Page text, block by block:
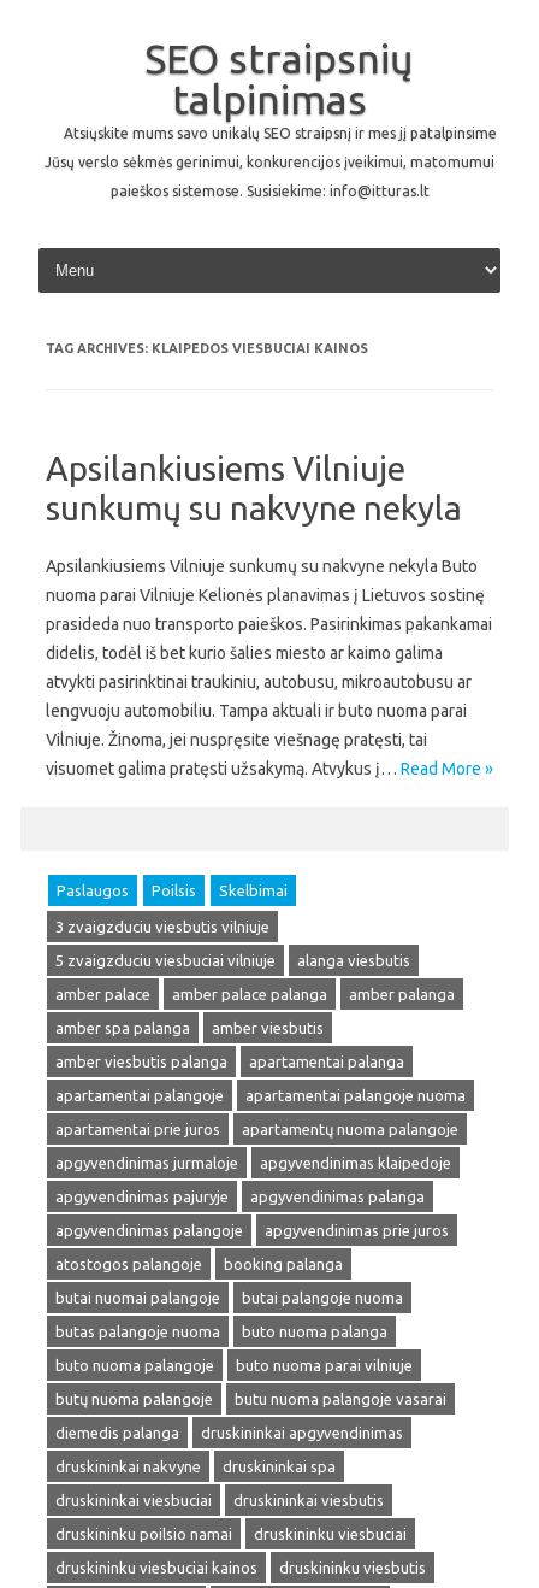
SEO straipsnių
talpinimas
Atsiųskite mums savo unikalų SEO straipsnį ir mes jį patalpinsime
Jūsų verslo sėkmės gerinimui, konkurencijos įveikimui, matomumui
paieškos sistemose. Susisiekime: info@itturas.lt
Skip to content
TAG ARCHIVES: KLAIPEDOS VIESBUCIAI KAINOS
Apsilankiusiems Vilniuje
sunkumų su nakvyne nekyla
Apsilankiusiems Vilniuje sunkumų su nakvyne nekyla Buto
nuoma parai Vilniuje Kelionės planavimas į Lietuvos sostinę
prasideda nuo transporto paieškos. Pasirinkimas pakankamai
didelis, todėl iš bet kurio šalies miesto ar kaimo galima
atvykti pasirinktinai traukiniu, autobusu, mikroautobusu ar
lengvuoju automobiliu. Tampa aktuali ir buto nuoma parai
Vilniuje. Žinoma, jei nuspręsite viešnagę pratęsti, tai
visuomet galima pratęsti užsakymą. Atvykus į… Read More »
Paslaugos Poilsis Skelbimai
3 zvaigzduciu viesbutis vilniuje
5 zvaigzduciu viesbuciai vilniuje
alanga viesbutis
amber palace
amber palace palanga
amber palanga
amber spa palanga
amber viesbutis
amber viesbutis palanga
apartamentai palanga
apartamentai palangoje
apartamentai palangoje nuoma
apartamentai prie juros
apartamentų nuoma palangoje
apgyvendinimas jurmaloje
apgyvendinimas klaipedoje
apgyvendinimas pajuryje
apgyvendinimas palanga
apgyvendinimas palangoje
apgyvendinimas prie juros
atostogos palangoje
booking palanga
butai nuomai palangoje
butai palangoje nuoma
butas palangoje nuoma
buto nuoma palanga
buto nuoma palangoje
buto nuoma parai vilniuje
butų nuoma palangoje
butu nuoma palangoje vasarai
diemedis palanga
druskininkai apgyvendinimas
druskininkai nakvyne
druskininkai spa
druskininkai viesbuciai
druskininkai viesbutis
druskininku poilsio namai
druskininku viesbuciai
druskininku viesbuciai kainos
druskininku viesbutis